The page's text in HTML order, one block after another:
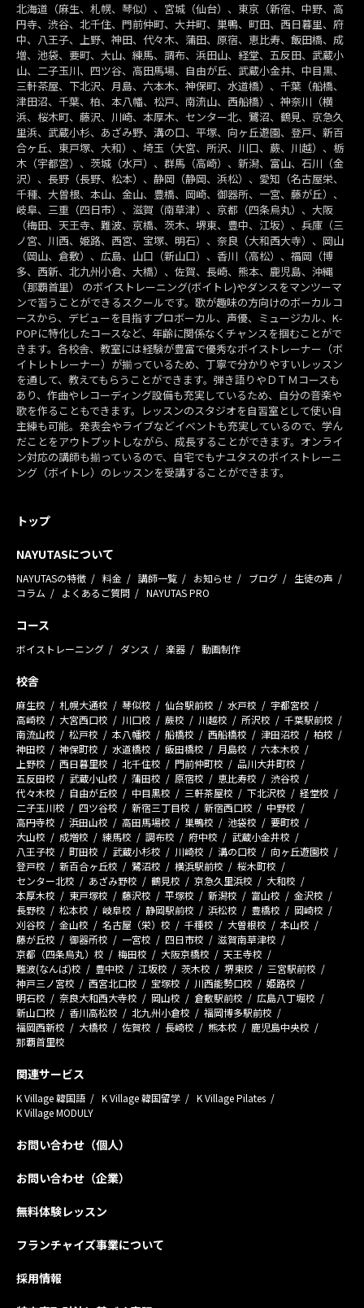
北海道（麻生、札幌、琴似）、宮城（仙台）、東京（新宿、中野、高
円寺、渋谷、北千住、門前仲町、大井町、巣鴨、町田、西日暮里、府
中、八王子、上野、神田、代々木、蒲田、原宿、恵比寿、飯田橋、成
増、池袋、要町、大山、練馬、調布、浜田山、経堂、五反田、武蔵小
山、二子玉川、四ツ谷、高田馬場、自由が丘、武蔵小金井、中目黒、
三軒茶屋、下北沢、月島、六本木、神保町、水道橋）、千葉（船橋、
津田沼、千葉、柏、本八幡、松戸、南流山、西船橋）、神奈川（横
浜、桜木町、藤沢、川崎、本厚木、センター北、鷺沼、鶴見、京急久
里浜、武蔵小杉、あざみ野、溝の口、平塚、向ヶ丘遊園、登戸、新百
合ヶ丘、東戸塚、大和）、埼玉（大宮、所沢、川口、蕨、川越）、栃
木（宇都宮）、茨城（水戸）、群馬（高崎）、新潟、富山、石川（金
沢）、長野（長野、松本）、静岡（静岡、浜松）、愛知（名古屋栄、
千種、大曽根、本山、金山、豊橋、岡崎、御器所、一宮、藤が丘）、
岐阜、三重（四日市）、滋賀（南草津）、京都（四条烏丸）、大阪
（梅田、天王寺、難波、京橋、茨木、堺東、豊中、江坂）、兵庫（三
ノ宮、川西、姫路、西宮、宝塚、明石）、奈良（大和西大寺）、岡山
（岡山、倉敷）、広島、山口（新山口）、香川（高松）、福岡（博
多、西新、北九州小倉、大橋）、佐賀、長崎、熊本、鹿児島、沖縄
（那覇首里） のボイストレーニング(ボイトレ)やダンスをマンツーマ
ンで習うことができるスクールです。歌が趣味の方向けのボーカルコ
ースから、デビューを目指すプロボーカル、声優、ミュージカル、K-
POPに特化したコースなど、年齢に関係なくチャンスを掴むことがで
きます。各校舎、教室には経験が豊富で優秀なボイストレーナー（ボ
イトレトレーナー）が揃っているため、丁寧で分かりやすいレッスン
を通して、教えてもらうことができます。弾き語りやＤＴＭコースも
あり、作曲やレコーディング設備も充実しているため、自分の音楽や
歌を作ることもできます。レッスンのスタジオを自習室として使い自
主練も可能。発表会やライブなどイベントも充実しているので、学ん
だことをアウトプットしながら、成長することができます。オンライ
ン対応の講師も揃っているので、自宅でもナユタスのボイストレーニ
ング（ボイトレ）のレッスンを受講することができます。
トップ
NAYUTASについて
NAYUTASの特徴 料金 講師一覧 お知らせ ブログ
生徒の声
コラム
よくあるご質問 NAYUTAS PRO
コース
ボイストレーニング ダンス 楽器 動画制作
校舎
麻生校 札幌大通校 琴似校 仙台駅前校 水戸校
宇都宮校
高崎校
大宮西口校 川口校 蕨校 川越校 所沢校
千葉駅前校
南流山校
松戸校 本八幡校 船橋校 西船橋校 津田沼校
柏校
神田校
神保町校 水道橋校 飯田橋校 月島校
六本木校
上野校
西日暮里校 北千住校 門前仲町校
品川大井町校
五反田校
武蔵小山校 蒲田校 原宿校 恵比寿校
渋谷校
代々木校
自由が丘校 中目黒校 三軒茶屋校 下北沢校
経堂校
二子玉川校
四ツ谷校 新宿三丁目校 新宿西口校
中野校
高円寺校
浜田山校 高田馬場校 巣鴨校 池袋校
要町校
大山校
成増校 練馬校 調布校 府中校
武蔵小金井校
八王子校
町田校 武蔵小杉校 川崎校 溝の口校
向ヶ丘遊園校
登戸校
新百合ヶ丘校 鷺沼校 横浜駅前校
桜木町校
センター北校
あざみ野校 鶴見校 京急久里浜校
大和校
本厚木校
東戸塚校 藤沢校 平塚校 新潟校 富山校
金沢校
長野校
松本校 岐阜校 静岡駅前校 浜松校 豊橋校
岡崎校
刈谷校
金山校 名古屋（栄）校 千種校 大曽根校
本山校
藤が丘校
御器所校 一宮校 四日市校
滋賀南草津校
京都（四条烏丸）校
梅田校 大阪京橋校
天王寺校
難波(なんば)校
豊中校 江坂校 茨木校 堺東校
三宮駅前校
神戸三ノ宮校
西宮北口校 宝塚校 川西能勢口校
姫路校
明石校
奈良大和西大寺校 岡山校 倉敷駅前校
広島八丁堀校
新山口校
香川高松校 北九州小倉校
福岡博多駅前校
福岡西新校
大橋校 佐賀校 長崎校 熊本校
鹿児島中央校
那覇首里校
関連サービス
K Village 韓国語 K Village 韓国留学
K Village Pilates
K Village MODULY
お問い合わせ（個人）
お問い合わせ（企業）
無料体験レッスン
フランチャイズ事業について
採用情報